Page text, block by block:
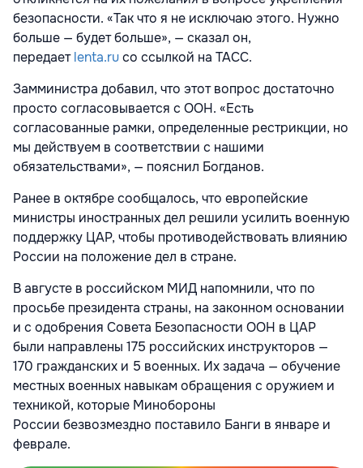
безопасности. «Так что я не исключаю этого. Нужно
больше — будет больше», — сказал он,
передаетlenta.ruсо ссылкой на TACC.
Замминистра добавил, что этот вопрос достаточно
просто согласовывается с ООН. «Есть
согласованные рамки, определенные рестрикции, но
мы действуем в соответствии с нашими
обязательствами», — пояснил Богданов.
Ранее в октябре сообщалось, что европейские
министры иностранных дел решили усилить военную
поддержку ЦАР, чтобы противодействовать влиянию
России на положение дел в стране.
В августе в российском МИД напомнили, что по
просьбе президента страны, на законном основании
и с одобрения Совета Безопасности ООН в ЦАР
были направлены 175 российских инструкторов —
170 гражданских и 5 военных. Их задача — обучение
местных военных навыкам обращения с оружием и
техникой, которые Минобороны
России безвозмездно поставило Банги в январе и
феврале.